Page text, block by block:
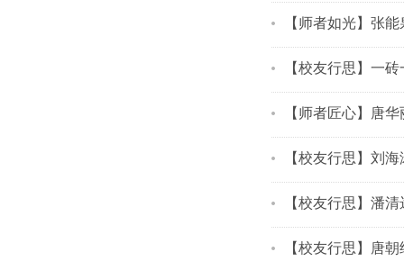
【师者如光】张
【校友行思】一
【师者匠心】唐
【校友行思】刘
【校友行思】潘
【校友行思】唐